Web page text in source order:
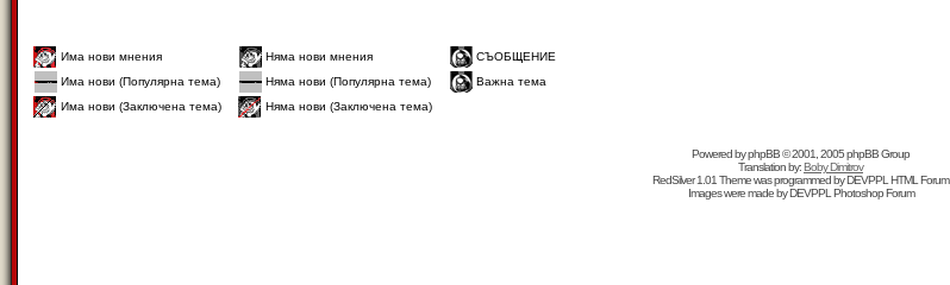
Има нови мнения Няма нови мнения
СЪОБЩЕНИЕ
Има нови (Популярна тема)
Няма нови (Популярна тема)
Важна тема
Има нови (Заключена тема)
Няма нови (Заключена тема)
Powered byphpBB© 2001, 2005 phpBB Group
Translation by:Boby Dimitrov
RedSilver 1.01 Theme was programmed byDEVPPL HTML Forum
Images were made byDEVPPL Photoshop Forum